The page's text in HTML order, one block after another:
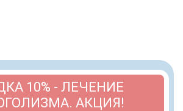
10% - ЛЕЧЕНИЕ
АКЦИЯ!